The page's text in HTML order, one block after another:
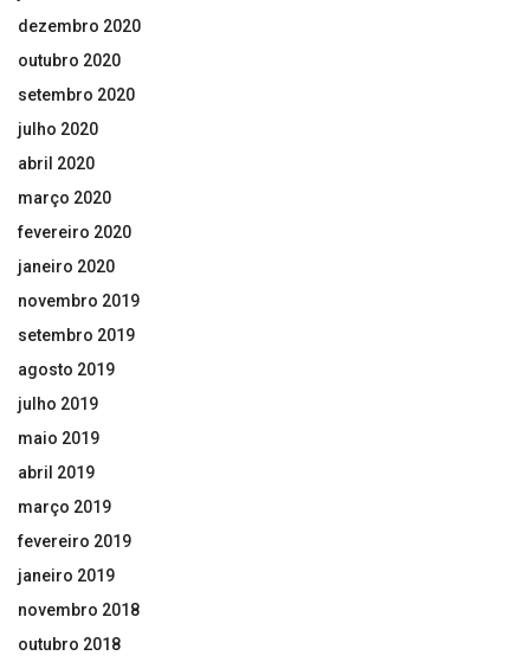
dezembro 2020
outubro 2020
setembro 2020
julho 2020
abril 2020
março 2020
fevereiro 2020
janeiro 2020
novembro 2019
setembro 2019
agosto 2019
julho 2019
maio 2019
abril 2019
março 2019
fevereiro 2019
janeiro 2019
novembro 2018
outubro 2018